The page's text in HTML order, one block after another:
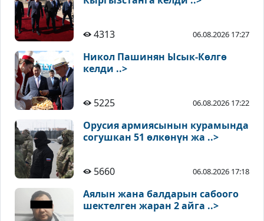
4313 06.08.2026 17:27
Никол Пашинян Ысык-Көлгө
келди ..>
5225 06.08.2026 17:22
Орусия армиясынын курамында
согушкан 51 өлкөнүн жа ..>
5660 06.08.2026 17:18
Аялын жана балдарын сабоого
шектелген жаран 2 айга ..>